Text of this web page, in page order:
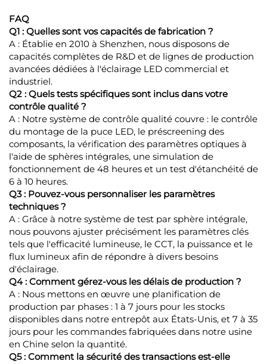
FAQ
Q1 : Quelles sont vos capacités de fabrication ?
A : Établie en 2010 à Shenzhen, nous disposons de
capacités complètes de R&D et de lignes de production
avancées dédiées à l'éclairage LED commercial et
industriel.
Q2 : Quels tests spécifiques sont inclus dans votre
contrôle qualité ?
A : Notre système de contrôle qualité couvre : le contrôle
du montage de la puce LED, le préscreening des
composants, la vérification des paramètres optiques à
l'aide de sphères intégrales, une simulation de
fonctionnement de 48 heures et un test d'étanchéité de
6 à 10 heures.
Q3 : Pouvez-vous personnaliser les paramètres
techniques ?
A : Grâce à notre système de test par sphère intégrale,
nous pouvons ajuster précisément les paramètres clés
tels que l'efficacité lumineuse, le CCT, la puissance et le
flux lumineux afin de répondre à divers besoins
d'éclairage.
Q4 : Comment gérez-vous les délais de production ?
A : Nous mettons en œuvre une planification de
production par phases : 1 à 7 jours pour les stocks
disponibles dans notre entrepôt aux États-Unis, et 7 à 35
jours pour les commandes fabriquées dans notre usine
en Chine selon la quantité.
Q5 : Comment la sécurité des transactions est-elle